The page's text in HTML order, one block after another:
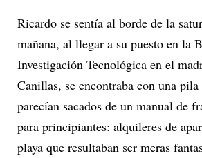
Ricardo se sentía al borde de la
mañana, al llegar a su puesto en la
Investigación Tecnológica en el
Canillas, se encontraba con una pila
parecían sacados de un manual de
para principiantes: alquileres de
playa que resultaban ser meras